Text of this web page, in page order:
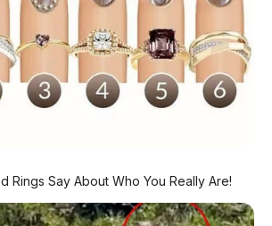
PROMO MINGGU INI
MOTOR
SEMUA MEREK
100RBNETT
Suzuki, Kawasaki
Rings Say About Who You Really Are!